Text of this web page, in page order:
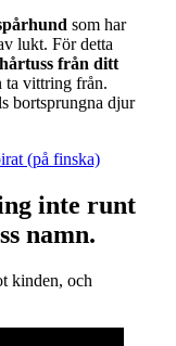
som har
lukt. För detta
från ditt
ta vittring från.
bortsprungna djur
(på finska)
inte runt
namn.